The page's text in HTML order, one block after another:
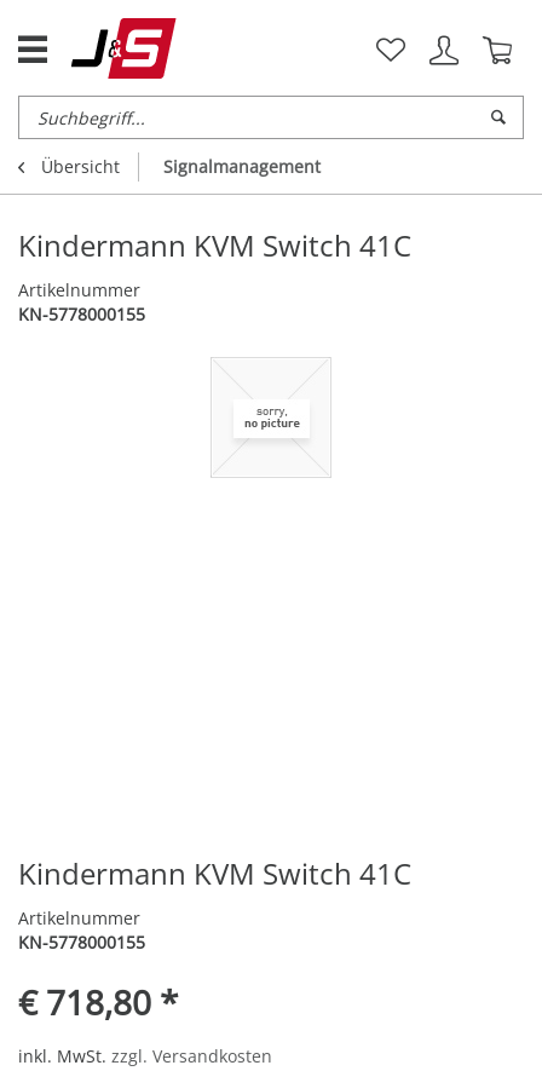
Übersicht Signalmanagement
Kindermann KVM Switch 41C
Artikelnummer
KN-5778000155
Kindermann KVM Switch 41C
Artikelnummer
KN-5778000155
€ 718,80 *
inkl. MwSt. zzgl. Versandkosten